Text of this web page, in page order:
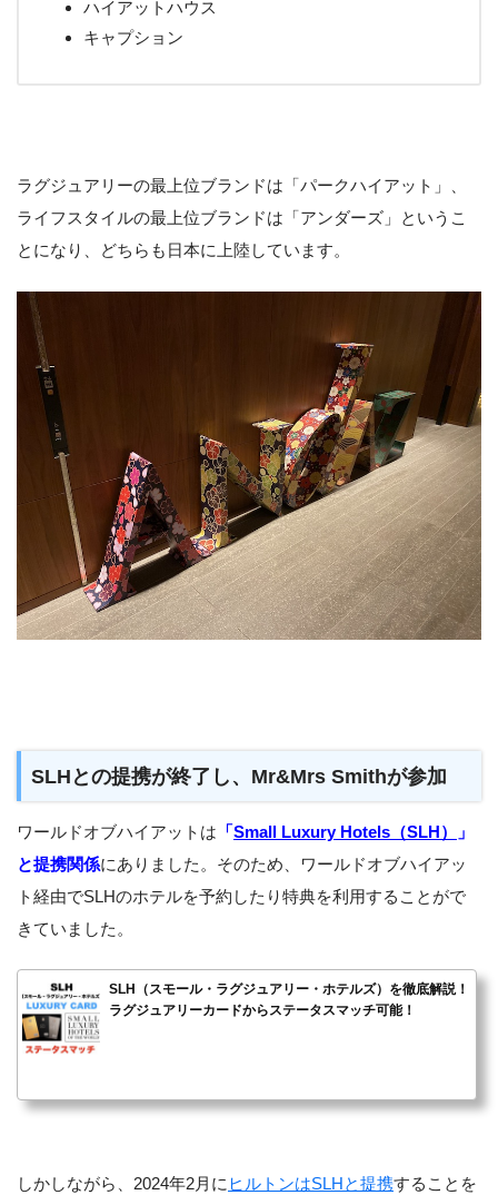
ハイアットハウス
キャプション
ラグジュアリーの最上位ブランドは「パークハイアット」、
ライフスタイルの最上位ブランドは「アンダーズ」というこ
とになり、どちらも日本に上陸しています。
SLHとの提携が終了し、Mr&Mrs Smithが参加
ワールドオブハイアットは 「Small Luxury Hotels（SLH）
」
と提携関係にありました。そのため、ワールドオブハイアッ
ト経由でSLHのホテルを予約したり特典を利用することがで
きていました。
SLH（スモール・ラグジュアリー・ホテルズ）を徹底解説！
ラグジュアリーカードからステータスマッチ可能！
しかしながら、2024年2月に ヒルトンはSLHと提携することを